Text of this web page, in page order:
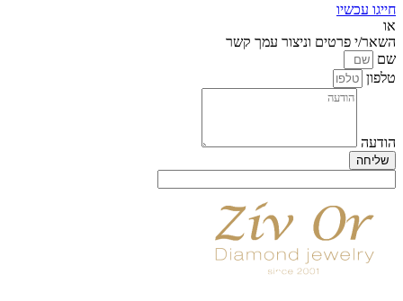
חייגו עכשיו
או
השאר/י פרטים וניצור עמך קשר
שם
טלפון
הודעה
שליחה